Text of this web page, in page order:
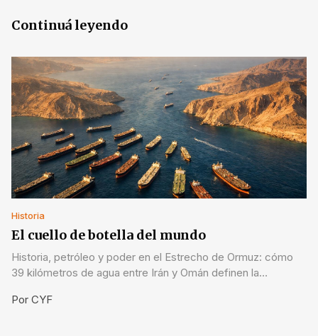
Continuá leyendo
Historia
El cuello de botella del mundo
Historia, petróleo y poder en el Estrecho de Ormuz: cómo
39 kilómetros de agua entre Irán y Omán definen la
Por CYF